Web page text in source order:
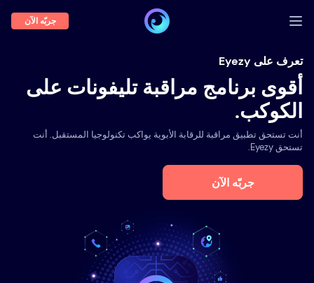
تسجيل الدخول
عرض توضيحي
السمات
نبذة عنا
المدونة
جربّه الآن
تعرف على Eyezy
أقوى برنامج مراقبة تليفونات على
الكوكب.
أنت تستحق تطبيق مراقبة للرقابة الأبوية يواكب تكنولوجيا المستقبل. أنت
تستحق Eyezy.
جربّه الآن